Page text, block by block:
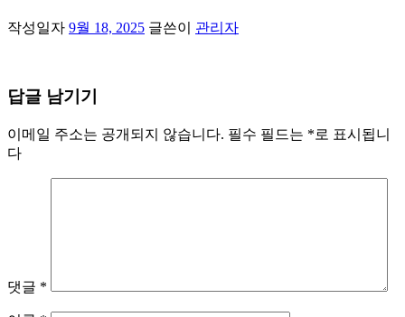
작성일자 9월 18, 2025 글쓴이 관리자
답글 남기기
이메일 주소는 공개되지 않습니다. 필수 필드는 *로 표시됩니
다
댓글 *